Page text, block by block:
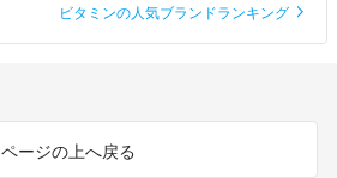
ビタミンの人気ブランドランキング
ページの上へ戻る